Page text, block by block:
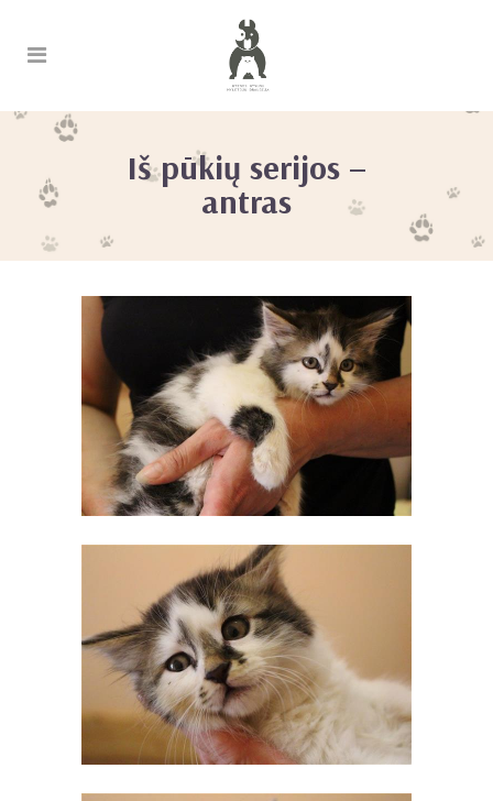
Iš pūkių serijos –
antras